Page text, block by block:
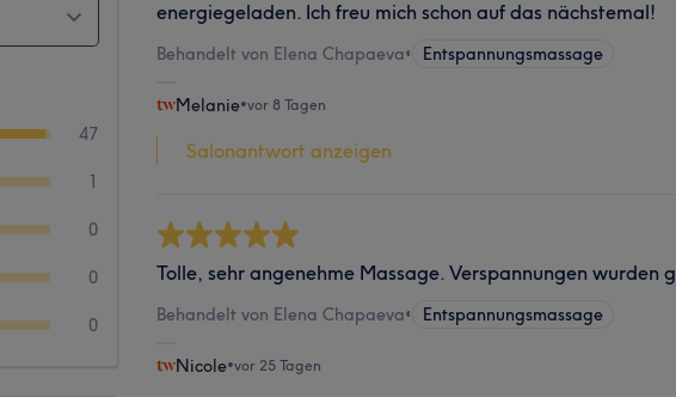
47
1
0
0
0
energiegeladen. Ich freu mich schon auf das nächstemal!
Behandelt von Elena Chapaeva• Entspannungsmassage
Melanie•vor 8 Tagen
Salonantwort anzeigen
Tolle, sehr angenehme Massage. Verspannungen wurden
Behandelt von Elena Chapaeva• Entspannungsmassage
Nicole•vor 25 Tagen